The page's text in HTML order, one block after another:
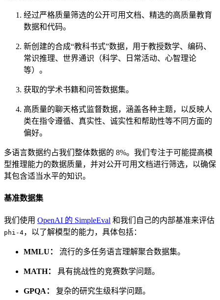
经过严格质量筛选的公开可用文档、精选的高质量教育
数据和代码。
新创建的合成“教科书式”数据，用于教授数学、编码、
常识推理、世界通识（科学、日常活动、心智理论
等）。
获取的学术书籍和问答数据集。
高质量的聊天格式监督数据，涵盖各种主题，以反映人
类在指令遵循、真实性、诚实性和帮助性等不同方面的
偏好。
多语言数据约占我们整体数据的 8%。我们专注于可能提高模
型推理能力的数据质量，并对公开可用文档进行筛选，以确保
其包含适当水平的知识。
基准数据集
我们使用 OpenAI 的 SimpleEval 和我们自己的内部基准来评估
phi-4，以了解模型的能力，具体包括：
MMLU： 流行的多任务语言理解聚合数据集。
MATH： 具有挑战性的竞赛数学问题。
GPQA： 复杂的研究生级科学问题。